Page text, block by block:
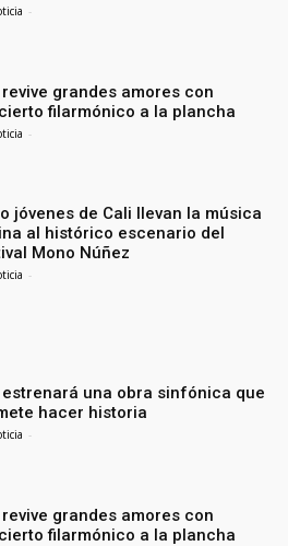
-
revive grandes amores con
filarmónico a la plancha
-
jóvenes de Cali llevan la música
al histórico escenario del
Mono Núñez
-
estrenará una obra sinfónica que
hacer historia
-
revive grandes amores con
filarmónico a la plancha